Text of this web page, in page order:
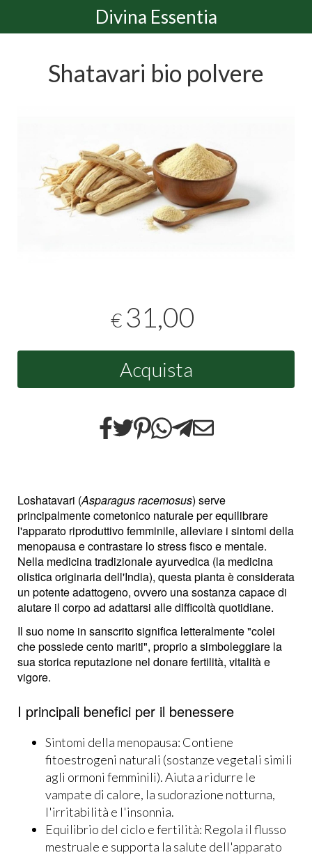
Divina Essentia
Shatavari bio polvere
€ 31,00
Acquista
Loshatavari (Asparagus racemosus) serve
principalmente cometonico naturale per equilibrare
l'apparato riproduttivo femminile, alleviare i sintomi della
menopausa e contrastare lo stress fisco e mentale.
Nella medicina tradizionale ayurvedica (la medicina
olistica originaria dell'India), questa pianta è considerata
un potente adattogeno, ovvero una sostanza capace di
aiutare il corpo ad adattarsi alle difficoltà quotidiane.
Il suo nome in sanscrito significa letteralmente "colei
che possiede cento mariti", proprio a simboleggiare la
sua storica reputazione nel donare fertilità, vitalità e
vigore.
I principali benefici per il benessere
Sintomi della menopausa: Contiene
fitoestrogeni naturali (sostanze vegetali simili
agli ormoni femminili). Aiuta a ridurre le
vampate di calore, la sudorazione notturna,
l'irritabilità e l'insonnia.
Equilibrio del ciclo e fertilità: Regola il flusso
mestruale e supporta la salute dell'apparato